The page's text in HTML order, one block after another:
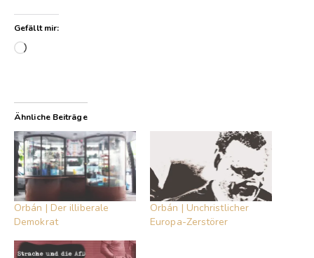
Gefällt mir:
Wird geladen …
Ähnliche Beiträge
Orbán | Der illiberale
Demokrat
Orbán | Unchristlicher
Europa-Zerstörer